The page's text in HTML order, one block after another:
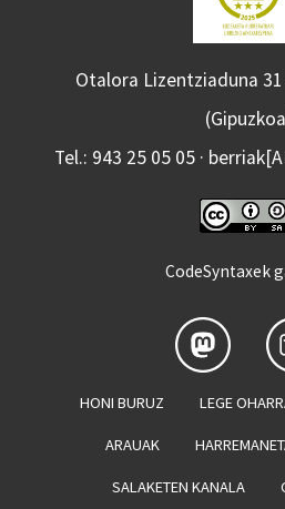
Otalora Lizentziaduna 31
Tel.: 943 25 05 05 ·
CodeSyntaxek
HONI BURUZ LEGE
ARAUAK
SALAKETEN KANALA